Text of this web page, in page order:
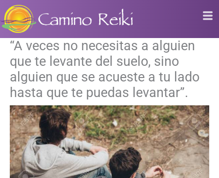
al
contenido
“A veces no necesitas a alguien
que te levante del suelo, sino
alguien que se acueste a tu lado
hasta que te puedas levantar”.